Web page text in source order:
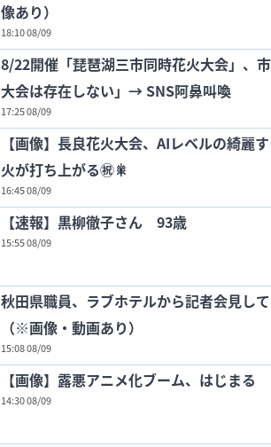
像あり）
18:10 08/09
8/22開催「琵琶湖三市同時花火大会」、
大会は存在しない」→ SNS阿鼻叫喚
17:25 08/09
【画像】長良花火大会、AIレベルの綺麗
火が打ち上がる㊗🎇
16:45 08/09
【速報】黒柳徹子さん 93歳
15:55 08/09
秋田県職員、ラブホテルから記者会見し
（※画像・動画あり）
15:08 08/09
【画像】露悪アニメ化ブーム、はじまる
14:30 08/09